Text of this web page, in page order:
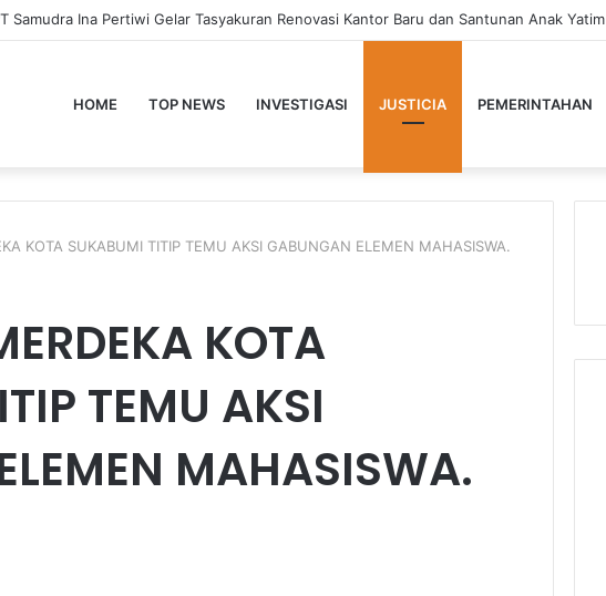
Samudra Ina Pertiwi Gelar Tasyakuran Renovasi Kantor Baru dan Santunan Anak Yatim
HOME TOP NEWS INVESTIGASI JUSTICIA PEMERINTAHAN
KOTA SUKABUMI TITIP TEMU AKSI GABUNGAN ELEMEN MAHASISWA.
KOTA
TEMU AKSI
MAHASISWA.